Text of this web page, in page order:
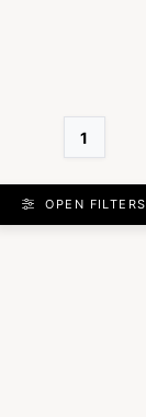
1
OPEN FILTERS